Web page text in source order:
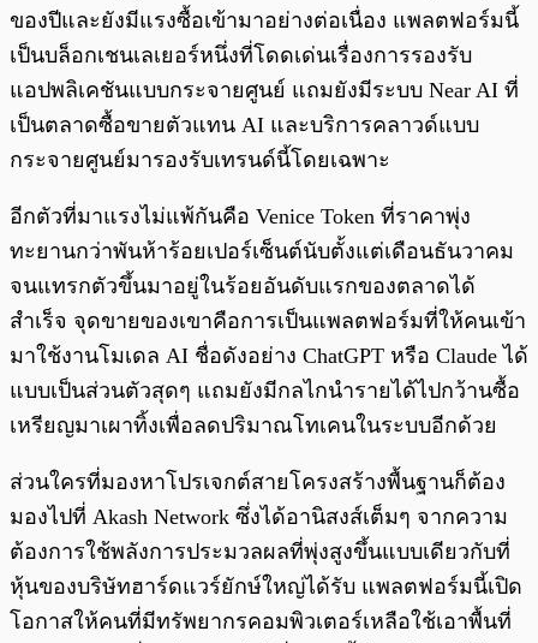
ของปีและยังมีแรงซื้อเข้ามาอย่างต่อเนื่อง แพลตฟอร์มนี้
เป็นบล็อกเชนเลเยอร์หนึ่งที่โดดเด่นเรื่องการรองรับ
แอปพลิเคชันแบบกระจายศูนย์ แถมยังมีระบบ Near AI ที่
เป็นตลาดซื้อขายตัวแทน AI และบริการคลาวด์แบบ
กระจายศูนย์มารองรับเทรนด์นี้โดยเฉพาะ
อีกตัวที่มาแรงไม่แพ้กันคือ Venice Token ที่ราคาพุ่ง
ทะยานกว่าพันห้าร้อยเปอร์เซ็นต์นับตั้งแต่เดือนธันวาคม
จนแทรกตัวขึ้นมาอยู่ในร้อยอันดับแรกของตลาดได้
สำเร็จ จุดขายของเขาคือการเป็นแพลตฟอร์มที่ให้คนเข้า
มาใช้งานโมเดล AI ชื่อดังอย่าง ChatGPT หรือ Claude ได้
แบบเป็นส่วนตัวสุดๆ แถมยังมีกลไกนำรายได้ไปกว้านซื้อ
เหรียญมาเผาทิ้งเพื่อลดปริมาณโทเคนในระบบอีกด้วย
ส่วนใครที่มองหาโปรเจกต์สายโครงสร้างพื้นฐานก็ต้อง
มองไปที่ Akash Network ซึ่งได้อานิสงส์เต็มๆ จากความ
ต้องการใช้พลังการประมวลผลที่พุ่งสูงขึ้นแบบเดียวกับที่
หุ้นของบริษัทฮาร์ดแวร์ยักษ์ใหญ่ได้รับ แพลตฟอร์มนี้เปิด
โอกาสให้คนที่มีทรัพยากรคอมพิวเตอร์เหลือใช้เอาพื้นที่